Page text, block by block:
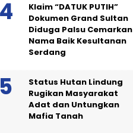
Klaim “DATUK PUTIH”
Dokumen Grand Sultan
Diduga Palsu Cemarkan
Nama Baik Kesultanan
Serdang
Status Hutan Lindung
Rugikan Masyarakat
Adat dan Untungkan
Mafia Tanah